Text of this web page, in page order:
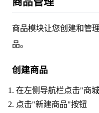
商品模块让您创建和管
品。
创建商品
在左侧导航栏点击"商
点击"新建商品"按钮